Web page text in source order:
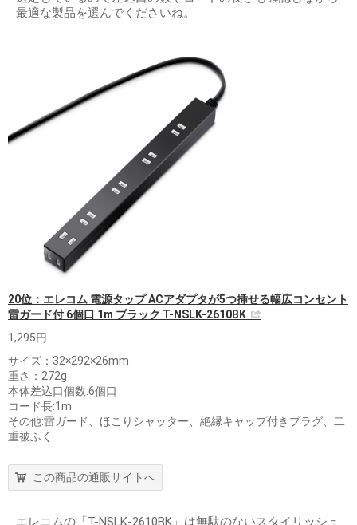
最適な製品を選んでくださいね。
20位：エレコム 電源タップ ACアダプタが5つ挿せる幅広コンセント
雷ガード付 6個口 1m ブラック T-NSLK-2610BK
1,295円
サイズ：32×292×26mm
重さ：272g
本体差込口個数:6個口
コード長:1m
その他:雷ガード、ほこりシャッター、絶縁キャップ付きプラグ、二
重被ふく
この商品の通販サイトへ
エレコムの「T-NSLK-2610BK」は無駄のないスタイリッシュ